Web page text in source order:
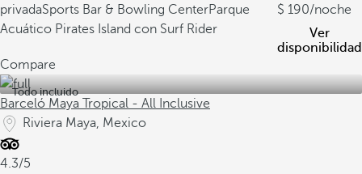
privadaSports Bar & Bowling CenterParque
Acuático Pirates Island con Surf Rider
190/noche
Ver
disponibilidad
Compare
Todo incluido
Barceló Maya Tropical - All Inclusive
Riviera Maya, Mexico
4.3/5